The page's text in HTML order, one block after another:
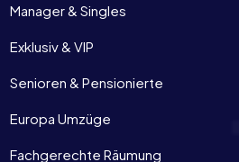
Manager & Singles
Exklusiv & VIP
Senioren & Pensionierte
Europa Umzüge
Fachgerechte Räumung